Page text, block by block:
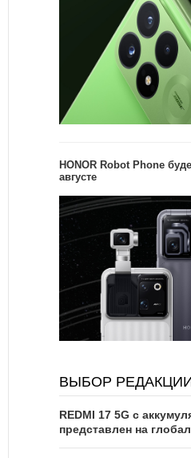
HONOR Robot Phone
августе
ВЫБОР
REDMI 17 5G c
представлен на